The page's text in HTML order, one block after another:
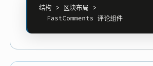
结构 > 区块布局 >
  FastComments 评论组件